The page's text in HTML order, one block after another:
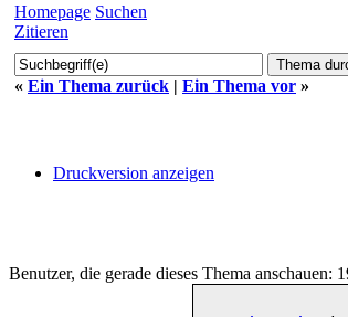
Homepage Suchen
Zitieren
« Ein Thema zurück | Ein Thema vor »
Druckversion anzeigen
Benutzer, die gerade dieses Thema anschauen: